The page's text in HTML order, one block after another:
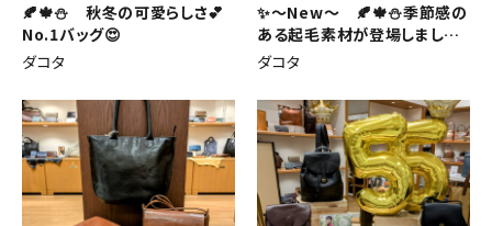
🍂🍁⛄ 秋冬の可愛らしさ💕
No.1バッグ😍
ダコタ
✨〜New〜 🍂🍁⛄季節感の
ある起毛素材が登場しました
～🍂🍁⛄
ダコタ